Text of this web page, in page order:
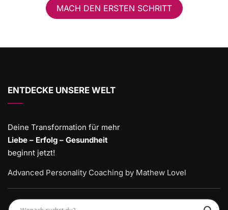
MACH DEN ERSTEN SCHRITT
ENTDECKE UNSERE WELT
Deine Transformation für mehr
Liebe – Erfolg – Gesundheit
beginnt jetzt!
Advanced Personality Coaching by Mathew Lovel